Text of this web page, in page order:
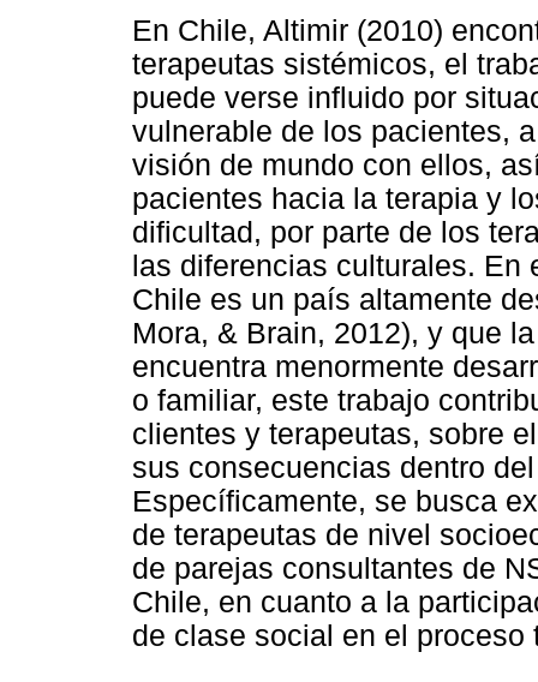
En Chile, Altimir (2010)
terapeutas sistémicos, el
puede verse influido por
vulnerable de los pacientes,
visión de mundo con ellos,
pacientes hacia la terapia y
dificultad, por parte de los
las diferencias culturales.
Chile es un país altamente
Mora, & Brain, 2012), y que
encuentra menormente
o familiar, este trabajo
clientes y terapeutas, sobre
sus consecuencias dentro
Específicamente, se busca
de terapeutas de nivel
de parejas consultantes de
Chile, en cuanto a la
de clase social en el proceso